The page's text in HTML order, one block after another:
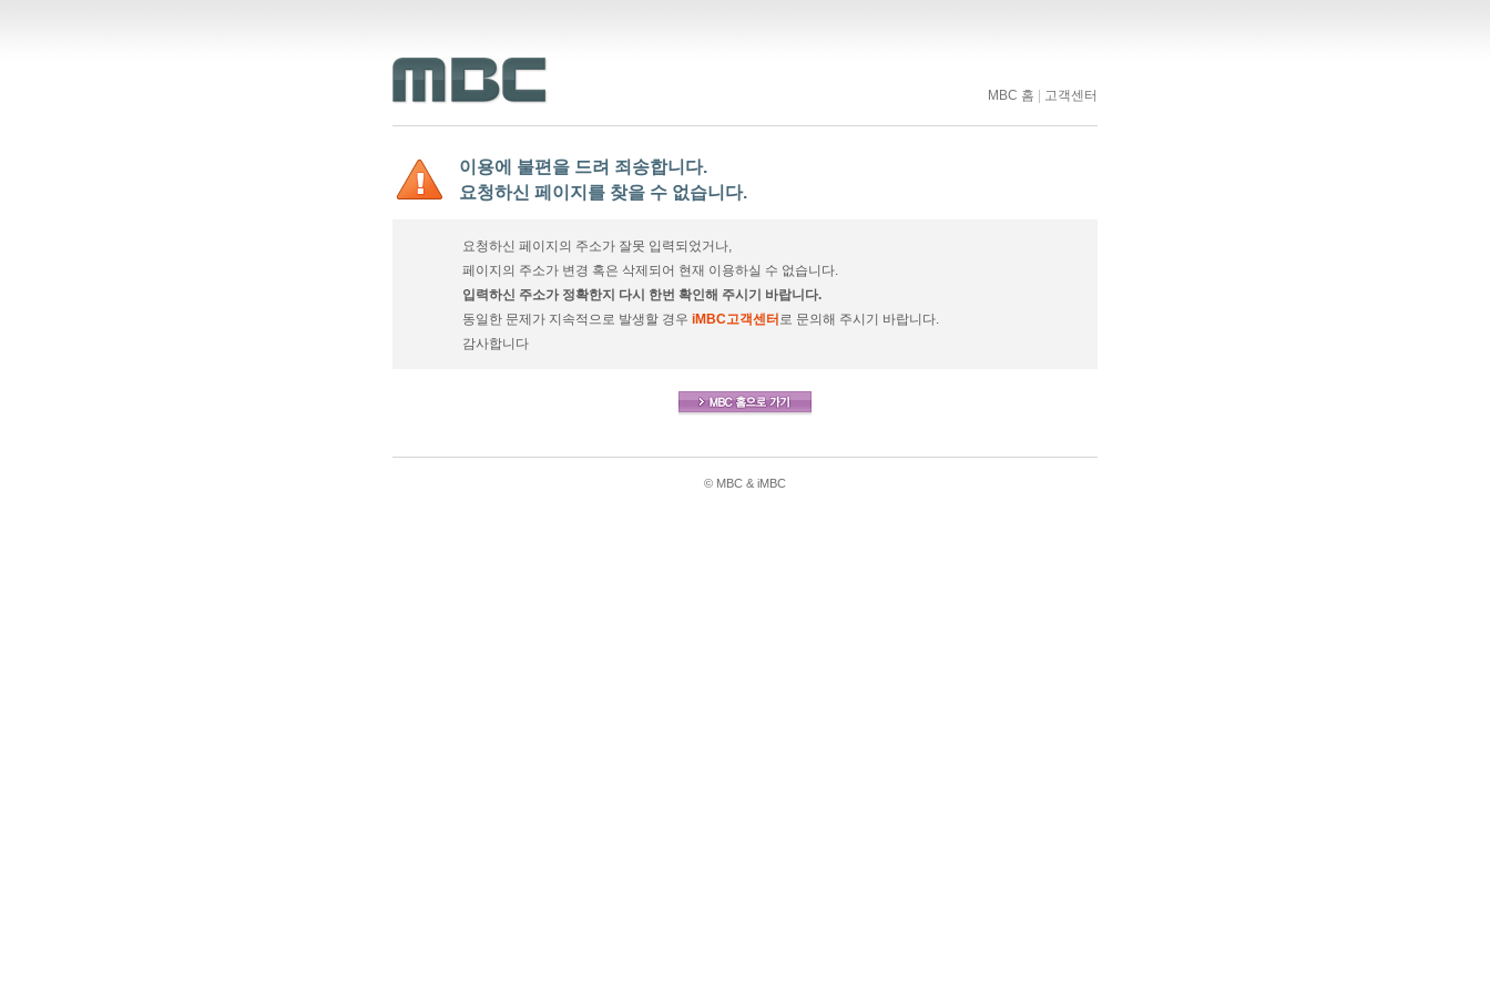
MBC 홈 고객센터
이용에 불편을 드려 죄송합니다.
요청하신 페이지를 찾을 수 없습니다.
요청하신 페이지의 주소가 잘못 입력되었거나,
페이지의 주소가 변경 혹은 삭제되어 현재 이용하실 수 없습니다.
입력하신 주소가 정확한지 다시 한번 확인해 주시기 바랍니다.
동일한 문제가 지속적으로 발생할 경우 iMBC고객센터 로 문의해 주시기 바랍니다.
감사합니다
© MBC & iMBC